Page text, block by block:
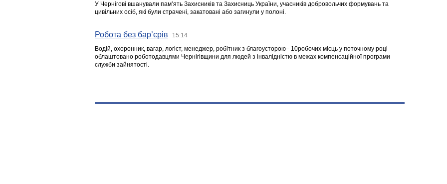
У Чернігові вшанували пам’ять Захисників та Захисниць України, учасників добровольчих формувань та
цивільних осіб, які були страчені, закатовані або загинули у полоні.
Робота без бар’єрів 15:14
Водій, охоронник, вагар, логіст, менеджер, робітник з благоусторою– 10робочих місць у поточному році
облаштовано роботодавцями Чернігівщини для людей з інвалідністю в межах компенсаційної програми
служби зайнятості.